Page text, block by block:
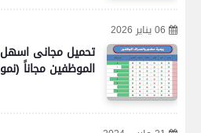
06 يناير 2026
تحميل مجانى
الموظفين مجاناً